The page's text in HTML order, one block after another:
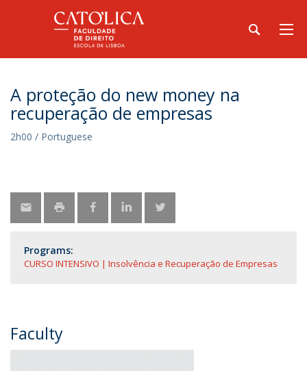
A proteção do new money na
recuperação de empresas
2h00 / Portuguese
Programs:
CURSO INTENSIVO | Insolvência e Recuperação de Empresas
Faculty